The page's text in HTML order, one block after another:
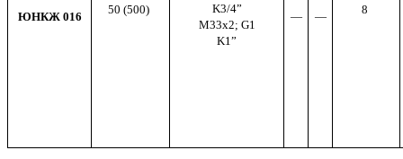
ЮНКЖ 016
50 (500)
K3/4”
М33х2; G1
K1”
— —
8